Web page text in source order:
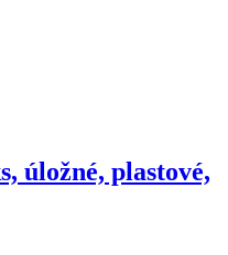
úložné, plastové,